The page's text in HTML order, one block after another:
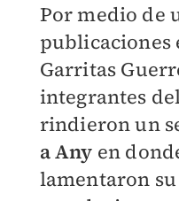
Por medio de
publicaciones
Garritas
integrantes
rindieron un
a Any en
lamentaron su